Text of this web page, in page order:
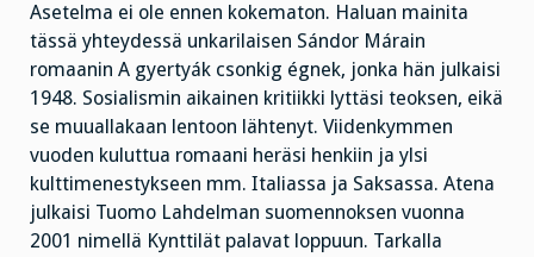
Asetelma ei ole ennen kokematon. Haluan mainita
tässä yhteydessä unkarilaisen Sándor Márain
romaanin A gyertyák csonkig égnek, jonka hän julkaisi
1948. Sosialismin aikainen kritiikki lyttäsi teoksen, eikä
se muuallakaan lentoon lähtenyt. Viidenkymmen
vuoden kuluttua romaani heräsi henkiin ja ylsi
kulttimenestykseen mm. Italiassa ja Saksassa. Atena
julkaisi Tuomo Lahdelman suomennoksen vuonna
2001 nimellä Kynttilät palavat loppuun. Tarkalla